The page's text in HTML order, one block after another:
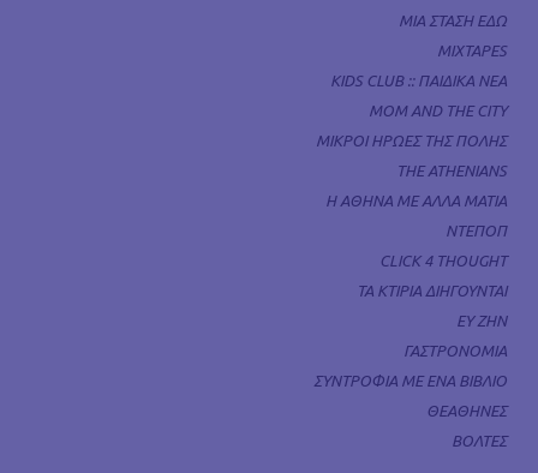
ΜΙΑ ΣΤΑΣΗ ΕΔΩ
MIXTAPES
KIDS CLUB :: ΠΑΙΔΙΚΑ ΝΕΑ
MOM AND THE CITY
ΜΙΚΡΟΙ ΗΡΩΕΣ ΤΗΣ ΠΟΛΗΣ
THE ATHENIANS
Η ΑΘΗΝΑ ΜΕ ΑΛΛΑ ΜΑΤΙΑ
ΝΤΕΠΟΠ
CLICK 4 THOUGHT
ΤΑ ΚΤΙΡΙΑ ΔΙΗΓΟΥΝΤΑΙ
ΕΥ ΖΗΝ
ΓΑΣΤΡΟΝΟΜΙΑ
ΣΥΝΤΡΟΦΙΑ ΜΕ ΕΝΑ ΒΙΒΛΙΟ
ΘΕΑΘΗΝΕΣ
ΒΟΛΤΕΣ